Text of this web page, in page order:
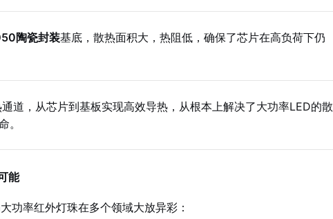
陶瓷封装基底，散热面积大，热阻低，确保了芯片在高负荷下仍
道，从芯片到基板实现高效导热，从根本上解决了大功率LED的散
。
能
功率红外灯珠在多个领域大放异彩：